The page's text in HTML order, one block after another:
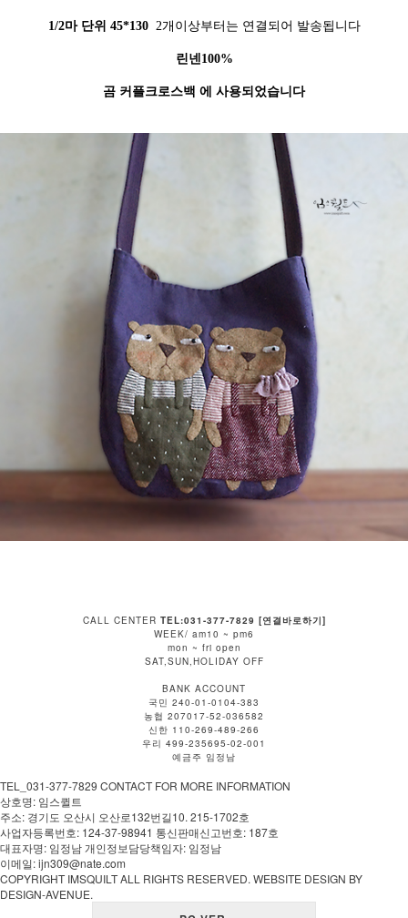
1/2마 단위 45*1302개이상부터는 연결되어 발송됩니다
린넨100%
곰 커플크로스백 에 사용되었습니다
CALL CENTER TEL:031-377-7829 [연결바로하기]
WEEK/ am10 ~ pm6
mon ~ fri open
SAT,SUN,HOLIDAY OFF
BANK ACCOUNT
국민 240-01-0104-383
농협 207017-52-036582
신한 110-269-489-266
우리 499-235695-02-001
예금주 임정남
TEL_031-377-7829 CONTACT FOR MORE INFORMATION
상호명: 임스퀼트
주소: 경기도 오산시 오산로132번길10. 215-1702호
사업자등록번호: 124-37-98941 통신판매신고번호: 187호
대표자명: 임정남 개인정보담당책임자: 임정남
이메일: ijn309@nate.com
COPYRIGHT IMSQUILT ALL RIGHTS RESERVED. WEBSITE DESIGN BY
DESIGN-AVENUE.